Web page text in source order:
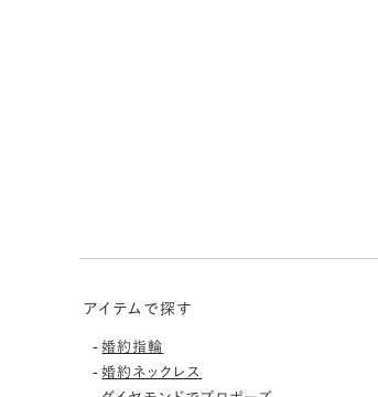
アイテムで探す
-婚約指輪
-婚約ネックレス